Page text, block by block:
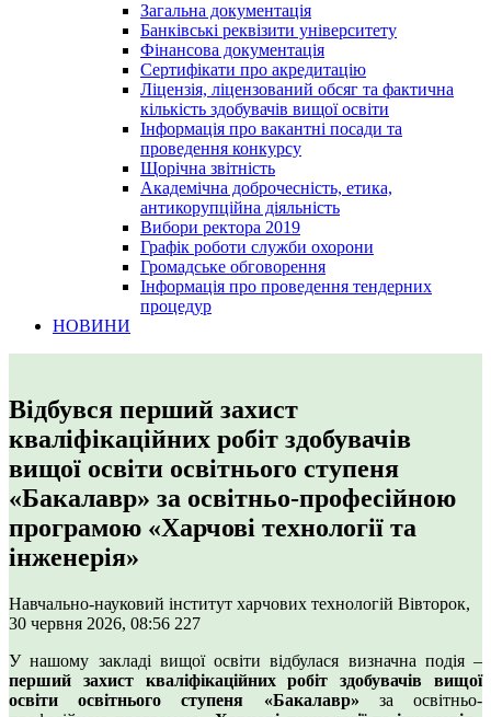
Загальна документація
Банківські реквізити університету
Фінансова документація
Сертифікати про акредитацію
Ліцензія, ліцензований обсяг та фактична
кількість здобувачів вищої освіти
Інформація про вакантні посади та
проведення конкурсу
Щорічна звітність
Академічна доброчесність, етика,
антикорупційна діяльність
Вибори ректора 2019
Графік роботи служби охорони
Громадське обговорення
Інформація про проведення тендерних
процедур
НОВИНИ
Відбувся перший захист
кваліфікаційних робіт здобувачів
вищої освіти освітнього ступеня
«Бакалавр» за освітньо-професійною
програмою «Харчові технології та
інженерія»
Навчально-науковий інститут харчових технологій Вівторок,
30 червня 2026, 08:56 227
У нашому закладі вищої освіти відбулася визначна подія –
перший захист кваліфікаційних робіт здобувачів вищої
освіти освітнього ступеня «Бакалавр» за освітньо-